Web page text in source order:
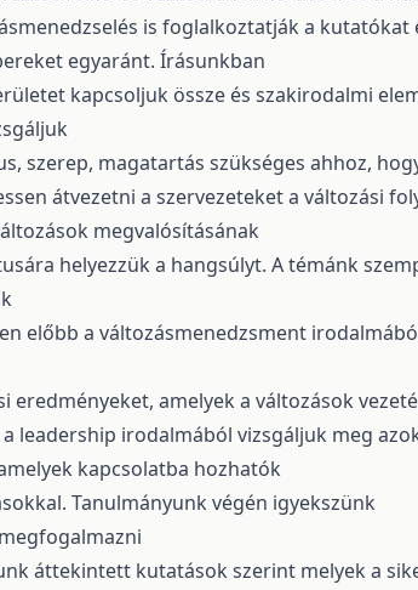
is foglalkoztatják a kutatókat
egyaránt. Írásunkban
kapcsoljuk össze és szakirodalmi
szerep, magatartás szükséges ahhoz,
átvezetni a szervezeteket a változási
megvalósításának
helyezzük a hangsúlyt. A témánk
előbb a változásmenedzsment
eredményeket, amelyek a változások
leadership irodalmából vizsgáljuk meg
kapcsolatba hozhatók
Tanulmányunk végén igyekszünk
áttekintett kutatások szerint melyek a